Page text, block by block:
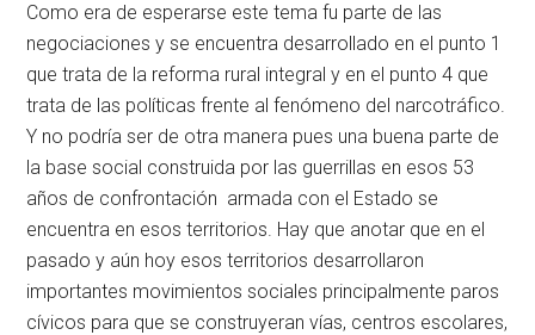
Como era de esperarse este tema fu parte de las
negociaciones y se encuentra desarrollado en el punto 1
que trata de la reforma rural integral y en el punto 4 que
trata de las políticas frente al fenómeno del narcotráfico.
Y no podría ser de otra manera pues una buena parte de
la base social construida por las guerrillas en esos 53
años de confrontación armada con el Estado se
encuentra en esos territorios. Hay que anotar que en el
pasado y aún hoy esos territorios desarrollaron
importantes movimientos sociales principalmente paros
cívicos para que se construyeran vías, centros escolares,